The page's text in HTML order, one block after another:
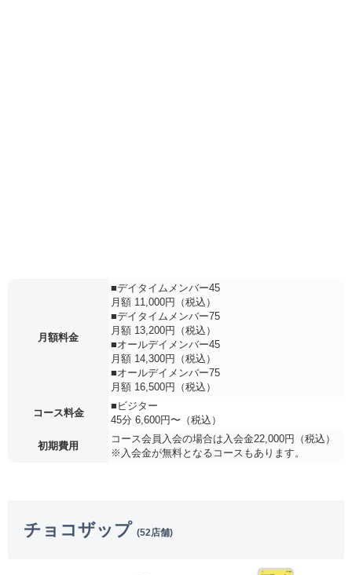
月額料金
■デイタイムメンバー45
月額 11,000円（税込）
■デイタイムメンバー75
月額 13,200円（税込）
■オールデイメンバー45
月額 14,300円（税込）
■オールデイメンバー75
月額 16,500円（税込）
コース料金
■ビジター
45分 6,600円〜（税込）
初期費用
コース会員入会の場合は入会金22,000円（税込）
※入会金が無料となるコースもあります。
チョコザップ (52店舗)